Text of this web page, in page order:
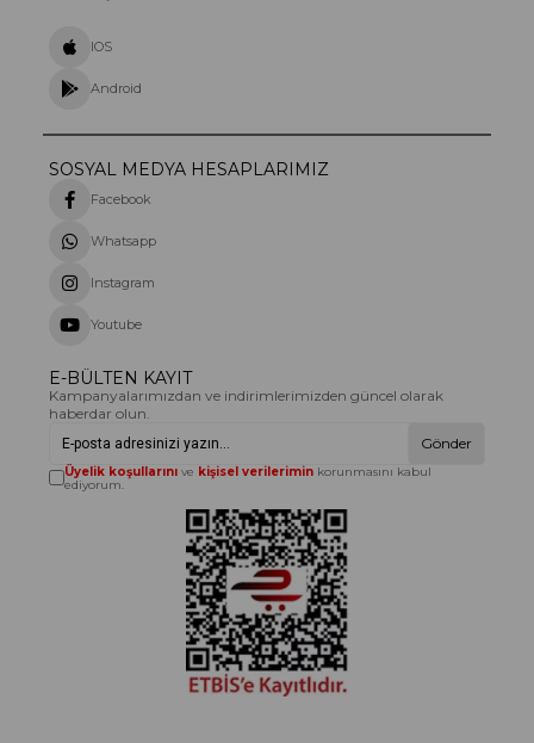
IOS
Android
SOSYAL MEDYA HESAPLARIMIZ
Facebook
Whatsapp
Instagram
Youtube
E-BÜLTEN KAYIT
Kampanyalarımızdan ve indirimlerimizden güncel olarak
haberdar olun.
Gönder
Üyelik koşullarını ve kişisel verilerimin korunmasını kabul
ediyorum.